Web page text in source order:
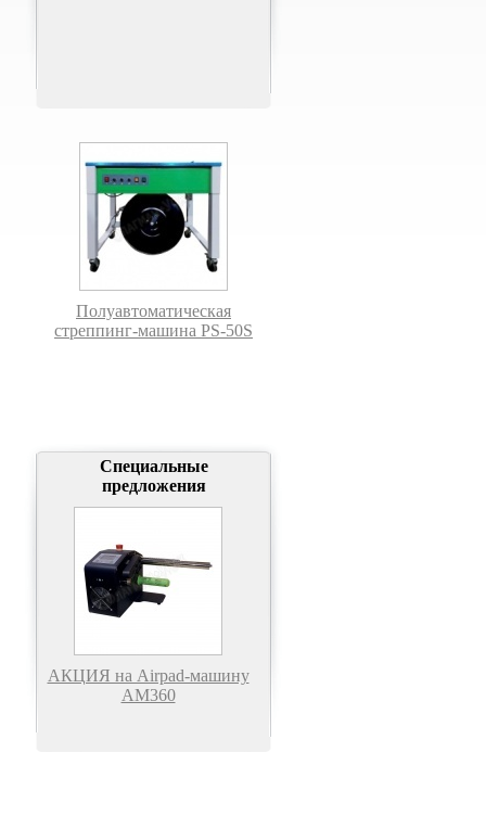
Полуавтоматическая
стреппинг-машина PS-50S
Специальные
предложения
АКЦИЯ на Airpad-машину
АМ360